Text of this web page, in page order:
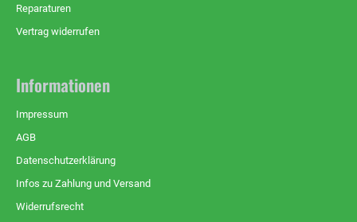
Reparaturen
Vertrag widerrufen
Informationen
Impressum
AGB
Datenschutzerklärung
Infos zu Zahlung und Versand
Widerrufsrecht